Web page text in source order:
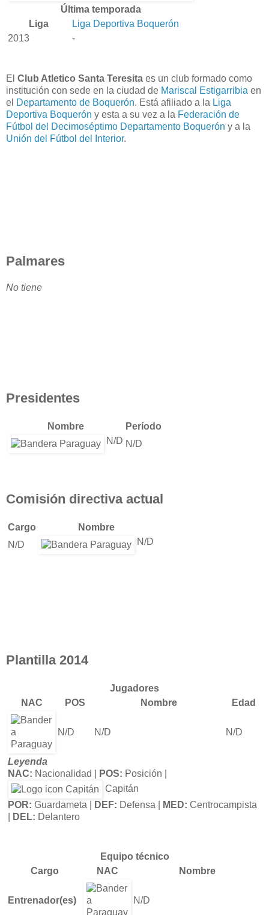
Última temporada
Liga
Liga Deportiva Boquerón
2013
-
El Club Atletico Santa Teresita es un club formado como
institución con sede en la ciudad de Mariscal Estigarribia en
el Departamento de Boquerón. Está afiliado a la Liga
Deportiva Boquerón y esta a su vez a la Federación de
Fútbol del Decimoséptimo Departamento Boquerón y a la
Unión del Fútbol del Interior.
Palmares
No tiene
Presidentes
Nombre
Período
N/D N/D
Comisión directiva actual
Cargo
Nombre
N/D
N/D
Plantilla 2014
Jugadores
NAC
POS Nombre Edad
N/D N/D N/D
Leyenda
NAC: Nacionalidad | POS: Posición |
Capitán
POR: Guardameta | DEF: Defensa | MED: Centrocampista
DEL: Delantero
Equipo técnico
Cargo
NAC Nombre
Entrenador(es) N/D